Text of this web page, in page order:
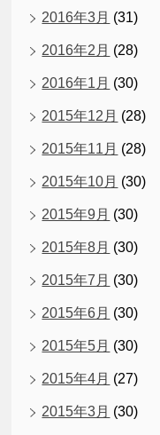
2016年3月 (31)
2016年2月 (28)
2016年1月 (30)
2015年12月 (28)
2015年11月 (28)
2015年10月 (30)
2015年9月 (30)
2015年8月 (30)
2015年7月 (30)
2015年6月 (30)
2015年5月 (30)
2015年4月 (27)
2015年3月 (30)